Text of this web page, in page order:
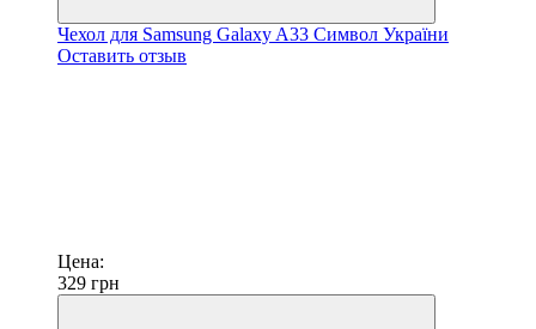
Чехол для Samsung Galaxy A33 Символ України
Оставить отзыв
Цена:
329 грн